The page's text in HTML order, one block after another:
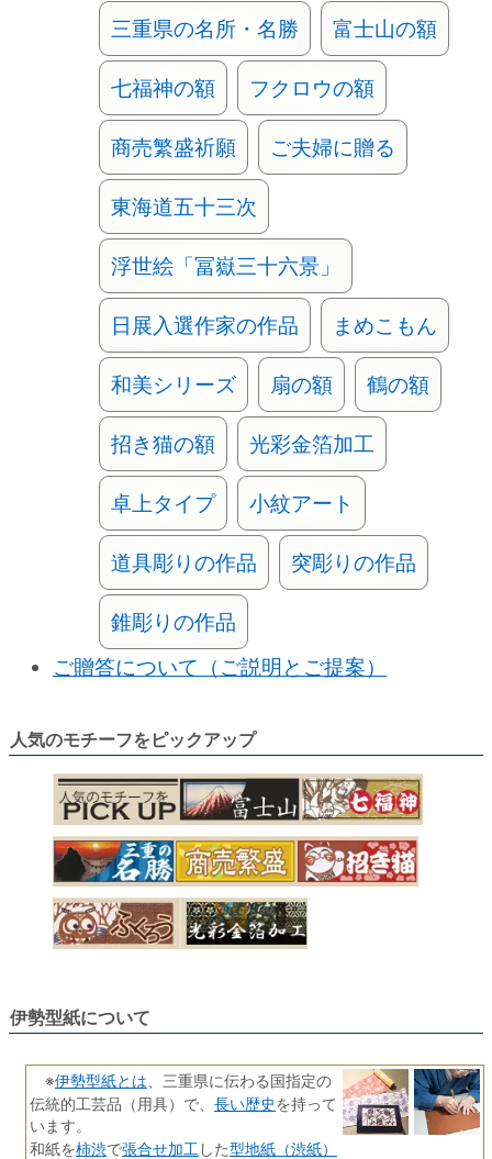
三重県の名所・名勝 富士山の額
七福神の額 フクロウの額
商売繁盛祈願 ご夫婦に贈る
東海道五十三次
浮世絵「冨嶽三十六景」
日展入選作家の作品 まめこもん
和美シリーズ 扇の額 鶴の額
招き猫の額 光彩金箔加工
卓上タイプ 小紋アート
道具彫りの作品 突彫りの作品
錐彫りの作品
ご贈答について（ご説明とご提案）
人気のモチーフをピックアップ
伊勢型紙について
※伊勢型紙とは 、三重県に伝わる国指定の
伝統的工芸品（用具）で、 長い歴史を持って
います。
和紙を柿渋で張合せ加工 した型地紙（渋紙）